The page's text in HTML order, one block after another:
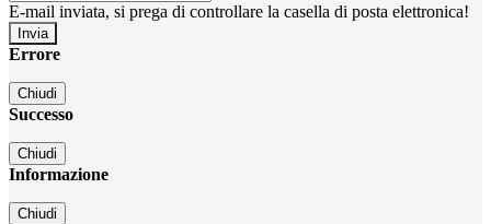
E-mail inviata, si prega di controllare la casella di posta elettronica!
Errore
Chiudi
Successo
Chiudi
Informazione
Chiudi